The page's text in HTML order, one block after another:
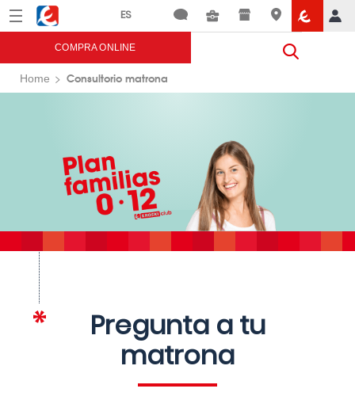
Menú Eroski
COMPRA ONLINE
Home Consultorio matrona
Pregunta a tu
matrona